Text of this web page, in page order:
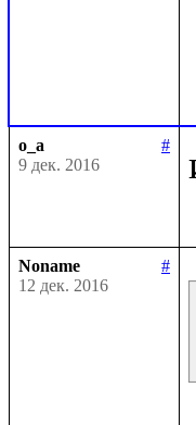
o_a
#
9 дек. 2016
Noname
#
12 дек. 2016